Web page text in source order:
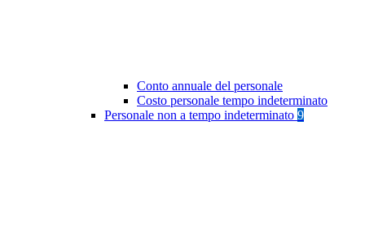
Conto annuale del personale
Costo personale tempo indeterminato
Personale non a tempo indeterminato 9